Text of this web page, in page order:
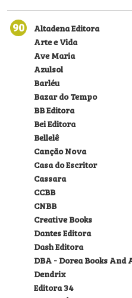
90
Altadena Editora
Arte e Vida
Ave Maria
Azulsol
Barléu
Bazar do Tempo
BB Editora
Bei Editora
Bellelê
Canção Nova
Casa do Escritor
Cassara
CCBB
CNBB
Creative Books
Dantes Editora
Dash Editora
DBA - Dorea Books
Dendrix
Editora 34